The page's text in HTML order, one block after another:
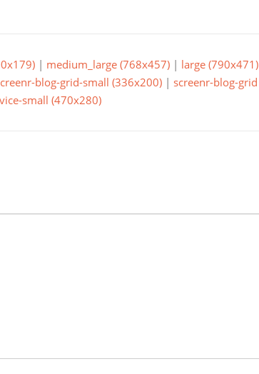
| medium_large (768x457) | large (790x471)
blog-grid-small (336x200) | screenr-blog-grid
small (470x280)